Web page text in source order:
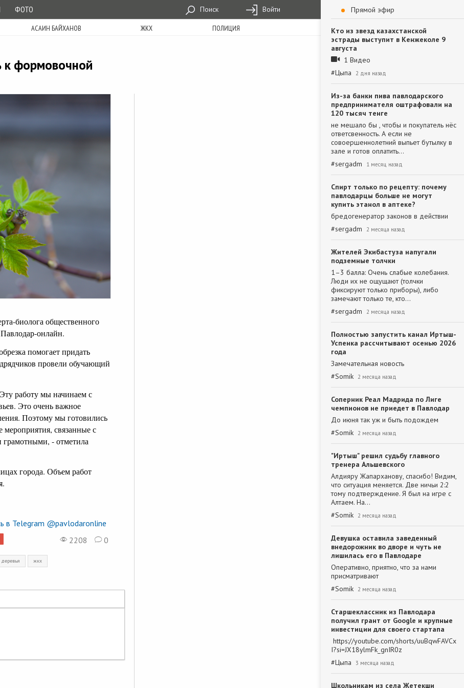
ФОТО Поиск Войти
АСАИН БАЙХАНОВ ЖКХ ПОЛИЦИЯ
к формовочной
биолога общественного
онлайн.
помогает придать
провели обучающий
работу мы начинаем с
Это очень важное
Поэтому мы готовились
мероприятия, связанные с
грамотными, - отметила
города. Объем работ
в Telegram @pavlodaronline
2208 0
деревья жкх
Прямой эфир
Кто из звезд казахстанской
эстрады выступит в Кенжеколе 9
августа
1 Видео
#Цыпа 2 дня назад
Из-за банки пива павлодарского
предпринимателя оштрафовали на
120 тысяч тенге
не мешало бы , чтобы и покупатель нёс
ответсвенность. А если не
совоершеннолетний выпьет бутылку в
зале и готов оплатить…
#sergadm 1 месяц назад
Спирт только по рецепту: почему
павлодарцы больше не могут
купить этанол в аптеке?
бредогенератор законов в действии
#sergadm 2 месяца назад
Жителей Экибастуза напугали
подземные толчки
1–3 балла: Очень слабые колебания.
Люди их не ощущают (толчки
фиксируют только приборы), либо
замечают только те, кто…
#sergadm 2 месяца назад
Полностью запустить канал Иртыш-
Успенка рассчитывают осенью 2026
года
Замечательная новость
#Somik 2 месяца назад
Соперник Реал Мадрида по Лиге
чемпионов не приедет в Павлодар
До июня так уж и быть подождем
#Somik 2 месяца назад
"Иртыш" решил судьбу главного
тренера Альшевского
Алдияру Жапарханову, спасибо! Видим,
что ситуация меняется. Две ничьи 2:2
тому подтверждение. Я был на игре с
Алтаем. На…
#Somik 2 месяца назад
Девушка оставила заведенный
внедорожник во дворе и чуть не
лишилась его в Павлодаре
Оперативно, приятно, что за нами
присматривают
#Somik 2 месяца назад
Старшеклассник из Павлодара
получил грант от Google и крупные
инвестиции для своего стартапа
https://youtube.com/shorts/uuBqwFAVCx
I?si=JX18ylmFk_gnIR0z
#Цыпа 3 месяца назад
Школьникам из села Жетекши